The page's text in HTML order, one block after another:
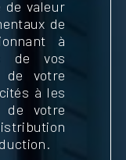
de valeur
de
à
de vos
de votre
à les
de votre